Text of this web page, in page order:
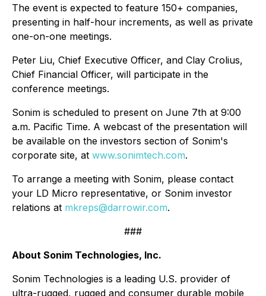
The event is expected to feature 150+ companies,
presenting in half-hour increments, as well as private
one-on-one meetings.
Peter Liu, Chief Executive Officer, and Clay Crolius,
Chief Financial Officer, will participate in the
conference meetings.
Sonim is scheduled to present on June 7th at 9:00
a.m. Pacific Time. A webcast of the presentation will
be available on the investors section of Sonim's
corporate site, at www.sonimtech.com.
To arrange a meeting with Sonim, please contact
your LD Micro representative, or Sonim investor
relations at mkreps@darrowir.com.
###
About Sonim Technologies, Inc.
Sonim Technologies is a leading U.S. provider of
ultra-rugged, rugged and consumer durable mobile